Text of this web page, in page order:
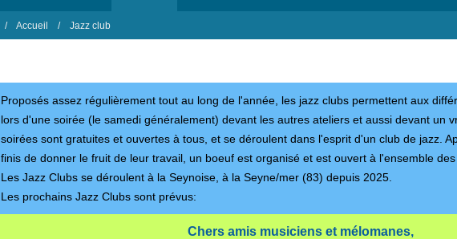
Accueil Jazz club
Proposés assez régulièrement tout au long de l'année, les jazz clubs permettent aux
lors d'une soirée (le samedi généralement) devant les autres ateliers et aussi devant un
soirées sont gratuites et ouvertes à tous, et se déroulent dans l'esprit d'un club de jazz.
finis de donner le fruit de leur travail, un boeuf est organisé et est ouvert à l'ensemble des
Les Jazz Clubs se déroulent à la Seynoise, à la Seyne/mer (83) depuis 2025.
Les prochains Jazz Clubs sont prévus:
Chers amis musiciens et mélomanes,